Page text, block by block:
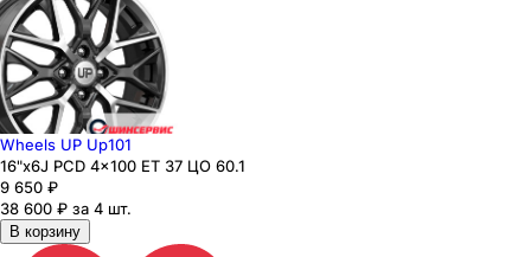
Wheels UP Up101
16"x6J PCD 4x100 ЕТ 37 ЦО 60.1
9 650 ₽
38 600 ₽ за 4 шт.
В корзину